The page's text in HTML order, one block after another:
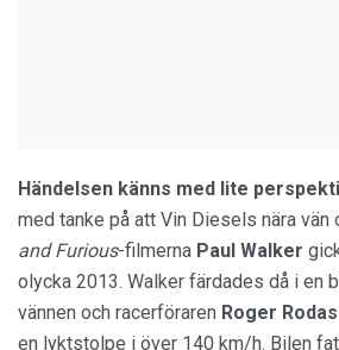
Händelsen känns med lite
med tanke på att Vin Diesels nära vän
and Furious-filmerna Paul Walker
olycka 2013. Walker färdades då i en
vännen och racerföraren Roger Rodas
en lyktstolpe i över 140 km/h. Bilen